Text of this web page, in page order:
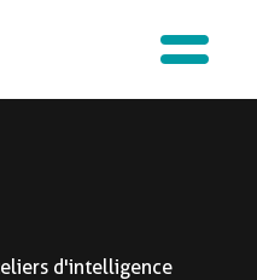
d'intelligence